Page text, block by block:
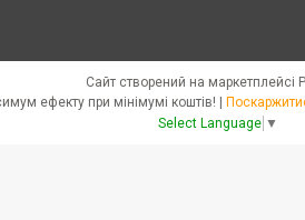
Сайт створений на маркетплейсі
Select Language ▼